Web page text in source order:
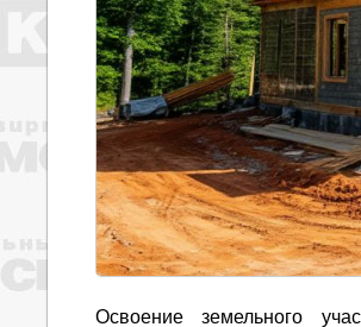
Освоение земельного